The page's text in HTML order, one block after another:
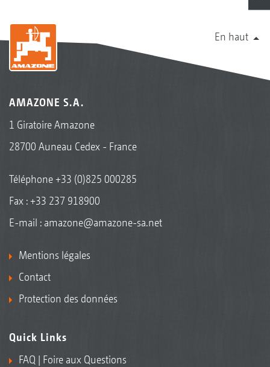
En haut
AMAZONE S.A.
1 Giratoire Amazone
28700 Auneau Cedex - France
Téléphone+33 (0)825 000285
Fax : +33 237 918900
E-mail : amazone@amazone-sa.net
Mentions légales
Contact
Protection des données
Quick Links
FAQ | Foire aux Questions